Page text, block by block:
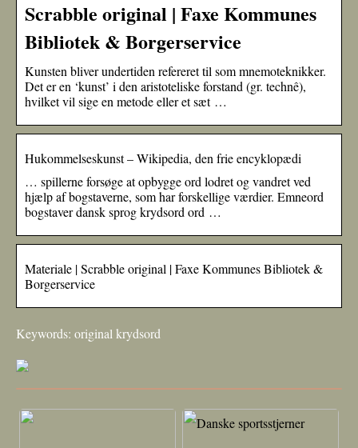
Scrabble original | Faxe Kommunes
Bibliotek & Borgerservice
Kunsten bliver undertiden refereret til som mnemoteknikker.
Det er en ‘kunst’ i den aristoteliske forstand (gr. technê),
hvilket vil sige en metode eller et sæt …
Hukommelseskunst – Wikipedia, den frie encyklopædi
… spillerne forsøge at opbygge ord lodret og vandret ved
hjælp af bogstaverne, som har forskellige værdier. Emneord
bogstaver dansk sprog krydsord ord …
Materiale | Scrabble original | Faxe Kommunes Bibliotek &
Borgerservice
Keywords: original krydsord